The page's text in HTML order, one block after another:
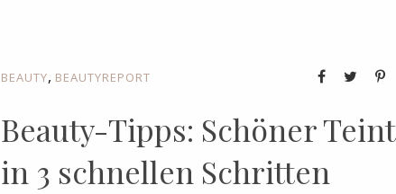
BEAUTY, BEAUTYREPORT
Beauty-Tipps: Schöner Teint
in 3 schnellen Schritten